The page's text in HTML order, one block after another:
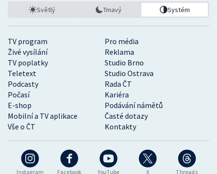
Instagram Facebook YouTube X Threads
TV program
Pro média
Živé vysílání
Reklama
TV poplatky
Studio Brno
Teletext
Studio Ostrava
Podcasty
Rada ČT
Počasí
Kariéra
E-shop
Podávání námětů
Mobilní a TV aplikace
Časté dotazy
Vše o ČT
Kontakty
Světlý Tmavý Systém